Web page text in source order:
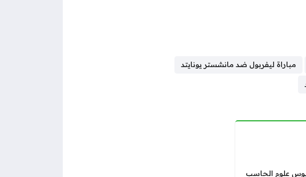
مباراة ليفربول ضد مانشستر يونايتد
علوم الحاسب